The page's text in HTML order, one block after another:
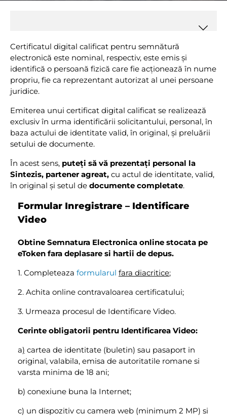
Certificatul digital calificat pentru semnătură
electronică este nominal, respectiv, este emis și
identifică o persoană fizică care fie acționează în nume
propriu, fie ca reprezentant autorizat al unei persoane
juridice.
Emiterea unui certificat digital calificat se realizează
exclusiv în urma identificării solicitantului, personal, în
baza actului de identitate valid, în original, și preluării
setului de documente.
În acest sens, puteți să vă prezentați personal la
Sintezis, partener agreat, cu actul de identitate, valid,
în original și setul de documente completate.
Formular Inregistrare – Identificare
Video
Obtine Semnatura Electronica online stocata pe
eToken fara deplasare si hartii de depus.
1. Completeaza formularul fara diacritice;
2. Achita online contravaloarea certificatului;
3. Urmeaza procesul de Identificare Video.
Cerinte obligatorii pentru Identificarea Video:
a) cartea de identitate (buletin) sau pasaport in
original, valabila, emisa de autoritatile romane si
varsta minima de 18 ani;
b) conexiune buna la Internet;
c) un dispozitiv cu camera web (minimum 2 MP) si